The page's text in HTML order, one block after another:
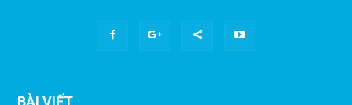
BÀI VIẾT